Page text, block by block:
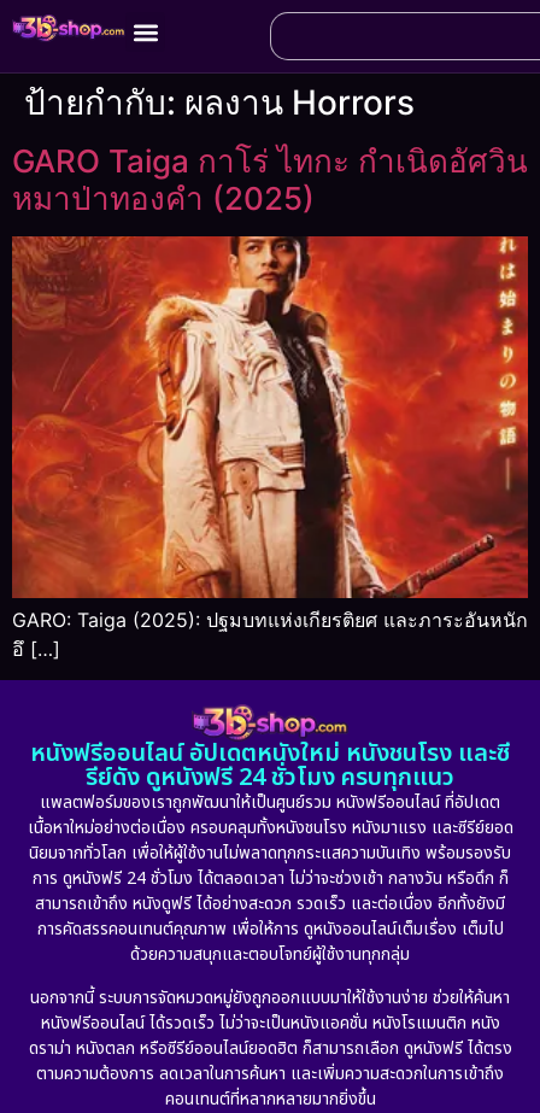
ป้ายกำกับ: ผลงาน Horrors
GARO Taiga กาโร่ ไทกะ กำเนิดอัศวิน
หมาป่าทองคำ (2025)
GARO: Taiga (2025): ปฐมบทแห่งเกียรติยศ และภาระอันหนัก
อึ […]
หนังฟรีออนไลน์ อัปเดตหนังใหม่ หนังชนโรง และซี
รีย์ดัง ดูหนังฟรี 24 ชั่วโมง ครบทุกแนว
แพลตฟอร์มของเราถูกพัฒนาให้เป็นศูนย์รวม หนังฟรีออนไลน์ ที่อัปเดต
เนื้อหาใหม่อย่างต่อเนื่อง ครอบคลุมทั้งหนังชนโรง หนังมาแรง และซีรีย์ยอด
นิยมจากทั่วโลก เพื่อให้ผู้ใช้งานไม่พลาดทุกกระแสความบันเทิง พร้อมรองรับ
การ ดูหนังฟรี 24 ชั่วโมง ได้ตลอดเวลา ไม่ว่าจะช่วงเช้า กลางวัน หรือดึก ก็
สามารถเข้าถึง หนังดูฟรี ได้อย่างสะดวก รวดเร็ว และต่อเนื่อง อีกทั้งยังมี
การคัดสรรคอนเทนต์คุณภาพ เพื่อให้การ ดูหนังออนไลน์เต็มเรื่อง เต็มไป
ด้วยความสนุกและตอบโจทย์ผู้ใช้งานทุกกลุ่ม
นอกจากนี้ ระบบการจัดหมวดหมู่ยังถูกออกแบบมาให้ใช้งานง่าย ช่วยให้ค้นหา
หนังฟรีออนไลน์ ได้รวดเร็ว ไม่ว่าจะเป็นหนังแอคชั่น หนังโรแมนติก หนัง
ดราม่า หนังตลก หรือซีรีย์ออนไลน์ยอดฮิต ก็สามารถเลือก ดูหนังฟรี ได้ตรง
ตามความต้องการ ลดเวลาในการค้นหา และเพิ่มความสะดวกในการเข้าถึง
คอนเทนต์ที่หลากหลายมากยิ่งขึ้น